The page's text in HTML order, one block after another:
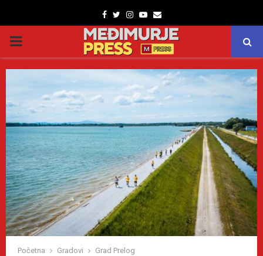
Facebook
TwitterInstagram
Youtube
Email
PRIMARY
MENU
Početna Gradovi
Grad Prelog